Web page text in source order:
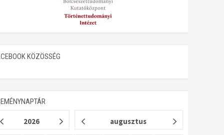
KÖZÖSSÉG
2026 augusztus